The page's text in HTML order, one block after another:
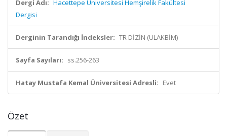
Dergi Adı: Hacettepe Üniversitesi Hemşirelik Fakültesi
Dergisi
Derginin Tarandığı İndeksler: TR DİZİN (ULAKBİM)
Sayfa Sayıları: ss.256-263
Hatay Mustafa Kemal Üniversitesi Adresli: Evet
Özet